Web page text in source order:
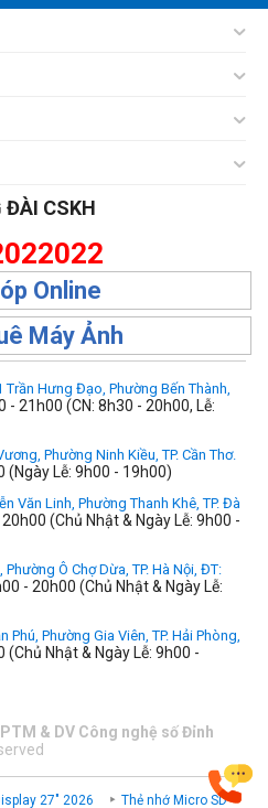
ĐÀI CSKH
Online
Máy Ảnh
Trần Hưng Đạo, Phường Bến Thành,
- 21h00 (CN: 8h30 - 20h00, Lễ:
Phường Ninh Kiều, TP. Cần Thơ.
(Ngày Lễ: 9h00 - 19h00)
Văn Linh, Phường Thanh Khê, TP. Đà
20h00 (Chủ Nhật & Ngày Lễ: 9h00 -
Phường Ô Chợ Dừa, TP. Hà Nội, ĐT:
- 20h00 (Chủ Nhật & Ngày Lễ:
Phú, Phường Gia Viên, TP. Hải Phòng,
(Chủ Nhật & Ngày Lễ: 9h00 -
& DV Công nghệ số Đỉnh
27" 2026 Thẻ nhớ Micro SD